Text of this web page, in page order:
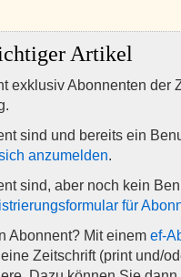
Artikel
exklusiv Abonnenten der
sind und bereits ein
anzumelden.
sind, aber noch kein
für
Abonnent? Mit einem ef-
Zeitschrift (print und/